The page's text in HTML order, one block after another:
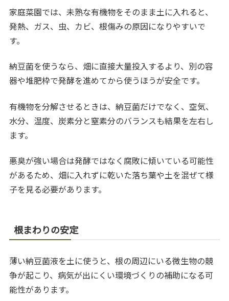
家庭菜園では、未熟な有機物をそのまま土に入れると、
発熱、ガス、虫、カビ、根傷みの原因になりやすいで
す。
納豆菌を使うなら、畑に直接大量投入するより、別の容
器や堆肥枠で発酵を進めてから使うほうが安全です。
有機物を分解させるときは、納豆菌だけでなく、空気、
水分、温度、炭素分と窒素分のバランスも結果を左右し
ます。
悪臭が強い場合は発酵ではなく腐敗に傾いている可能性
があるため、畑に入れずに乾いた落ち葉や土を混ぜて様
子を見る必要があります。
根まわりの安定
薄い納豆菌液を土に使うと、根の周辺にいる微生物の競
争が起こり、病気が出にくい環境づくりの補助になる可
能性があります。